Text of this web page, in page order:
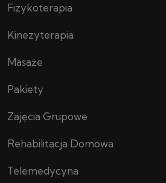
Fizykoterapia
Kinezyterapia
Masaże
Pakiety
Zajęcia Grupowe
Rehabilitacja Domowa
Telemedycyna